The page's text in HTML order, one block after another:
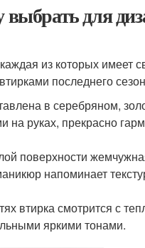
для
из которых имеет
последнего
в серебряном,
на руках, прекрасно
поверхности
напоминает
втирка смотрится с
яркими тонами.